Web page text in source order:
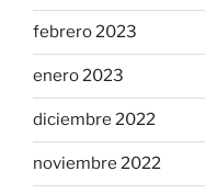
febrero 2023
enero 2023
diciembre 2022
noviembre 2022